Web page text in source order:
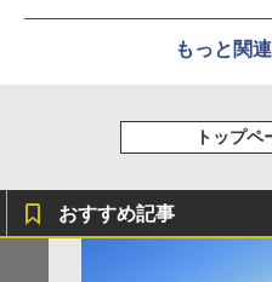
もっと関
トップペ
おすすめ記事